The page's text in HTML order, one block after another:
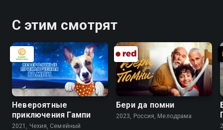
С этим смотрят
Невероятные
приключения Гампи
2021, Чехия, Cемейный
Бери да помни
2023, Россия, Мелодрама